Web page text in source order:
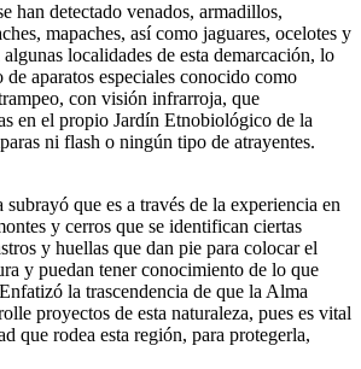
han detectado venados, armadillos,
mapaches, así como jaguares, ocelotes y
localidades de esta demarcación, lo
de aparatos especiales conocido como
con visión infrarroja, que
en el propio Jardín Etnobiológico de la
ni flash o ningún tipo de atrayentes.
que es a través de la experiencia en
y cerros que se identifican ciertas
y huellas que dan pie para colocar el
y puedan tener conocimiento de lo que
la trascendencia de que la Alma
proyectos de esta naturaleza, pues es vital
que rodea esta región, para protegerla,